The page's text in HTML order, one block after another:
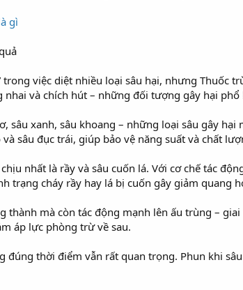
gì
trong việc diệt nhiều loại sâu hại, nhưng Thuốc
và chích hút – những đối tượng gây hại
sâu xanh, sâu khoang – những loại sâu gây
sâu đục trái, giúp bảo vệ năng suất và chất
nhất là rầy và sâu cuốn lá. Với cơ chế tác
trạng cháy rầy hay lá bị cuốn gây giảm quang
mà còn tác động mạnh lên ấu trùng –
áp lực phòng trừ về sau.
đúng thời điểm vẫn rất quan trọng. Phun khi